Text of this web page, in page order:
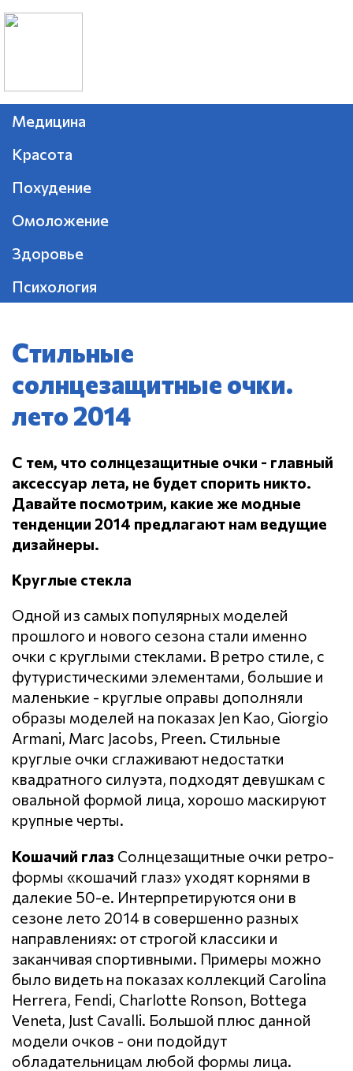
Медицина
Красота
Похудение
Омоложение
Здоровье
Психология
Стильные
солнцезащитные очки.
лето 2014
С тем, что солнцезащитные очки - главный
аксессуар лета, не будет спорить никто.
Давайте посмотрим, какие же модные
тенденции 2014 предлагают нам ведущие
дизайнеры.
Круглые стекла
Одной из самых популярных моделей
прошлого и нового сезона стали именно
очки с круглыми стеклами. В ретро стиле, с
футуристическими элементами, большие и
маленькие - круглые оправы дополняли
образы моделей на показах Jen Kao, Giorgio
Armani, Marc Jacobs, Preen. Стильные
круглые очки сглаживают недостатки
квадратного силуэта, подходят девушкам с
овальной формой лица, хорошо маскируют
крупные черты.
Кошачий глаз Солнцезащитные очки ретро-
формы «кошачий глаз» уходят корнями в
далекие 50-е. Интерпретируются они в
сезоне лето 2014 в совершенно разных
направлениях: от строгой классики и
заканчивая спортивными. Примеры можно
было видеть на показах коллекций Carolina
Herrera, Fendi, Charlotte Ronson, Bottega
Veneta, Just Cavalli. Большой плюс данной
модели очков - они подойдут
обладательницам любой формы лица.